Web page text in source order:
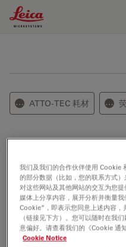
Leica Microsystems Logo
⋯ ATTO-TEC 耗材 ⋯
ATTO 542 是一种new 荧
The new dye is very 亲水
solubility. Characteristic
absorption and high
very high 荧光量子产率
我们及我们的合作伙伴使用 Cookie
的部分数据（比如，您的联系方式
对这些网站及其他网站的交互为您
媒体上分享内容，展开分析并衡量
Cookie”，即表示您同意上述内容
（链接见下方）。您可以随时在我
意偏好。请查看我们的《Cookie 通
Cookie Notice